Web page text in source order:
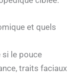
et quels
le pouce
traits faciaux